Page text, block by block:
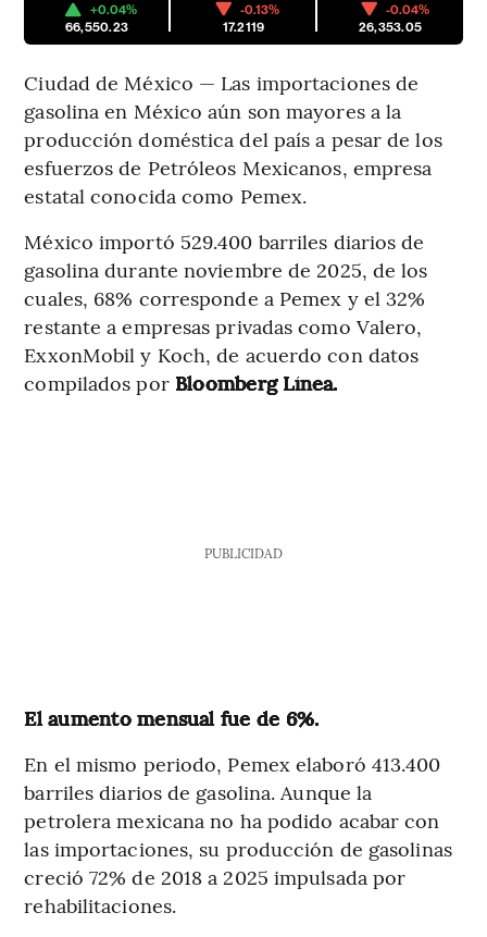
+0.04%
66,550.23
-0.13%
17.2119
-0.04%
26,353.05
Ciudad de México — Las importaciones de
gasolina en México aún son mayores a la
producción doméstica del país a pesar de los
esfuerzos de Petróleos Mexicanos, empresa
estatal conocida como Pemex.
México importó 529.400 barriles diarios de
gasolina durante noviembre de 2025, de los
cuales, 68% corresponde a Pemex y el 32%
restante a empresas privadas como Valero,
ExxonMobil y Koch, de acuerdo con datos
compilados por Bloomberg Línea.
PUBLICIDAD
El aumento mensual fue de 6%.
En el mismo periodo, Pemex elaboró 413.400
barriles diarios de gasolina. Aunque la
petrolera mexicana no ha podido acabar con
las importaciones, su producción de gasolinas
creció 72% de 2018 a 2025 impulsada por
rehabilitaciones.